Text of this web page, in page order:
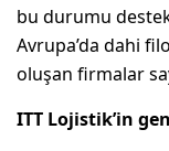
bu durumu
Avrupa’da dahi
oluşan firmalar
ITT Lojistik’in